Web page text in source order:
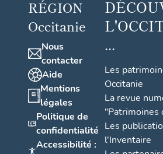
RÉGION
Occitanie
Nous
contacter
Aide
Mentions
légales
Politique de
confidentialité
Accessibilité :
...
Les
Occitanie
La revue
"Patrimoines
Les
l'Inventaire